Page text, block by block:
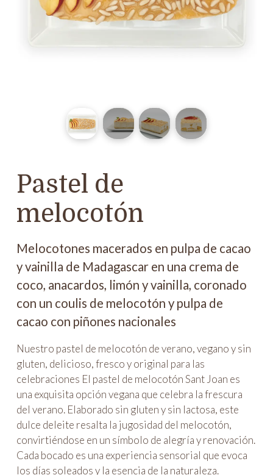
Pastel de
melocotón
Melocotones macerados en pulpa de cacao
y vainilla de Madagascar en una crema de
coco, anacardos, limón y vainilla, coronado
con un coulis de melocotón y pulpa de
cacao con piñones nacionales
Nuestro pastel de melocotón de verano, vegano y sin
gluten, delicioso, fresco y original para las
celebraciones El pastel de melocotón Sant Joan es
una exquisita opción vegana que celebra la frescura
del verano. Elaborado sin gluten y sin lactosa, este
dulce deleite resalta la jugosidad del melocotón,
convirtiéndose en un símbolo de alegría y renovación.
Cada bocado es una experiencia sensorial que evoca
los días soleados y la esencia de la naturaleza.